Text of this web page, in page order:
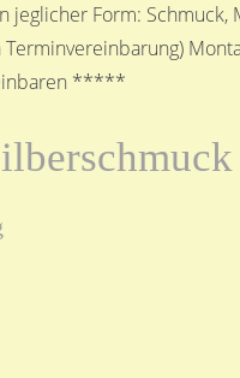
Form: Schmuck,
*****